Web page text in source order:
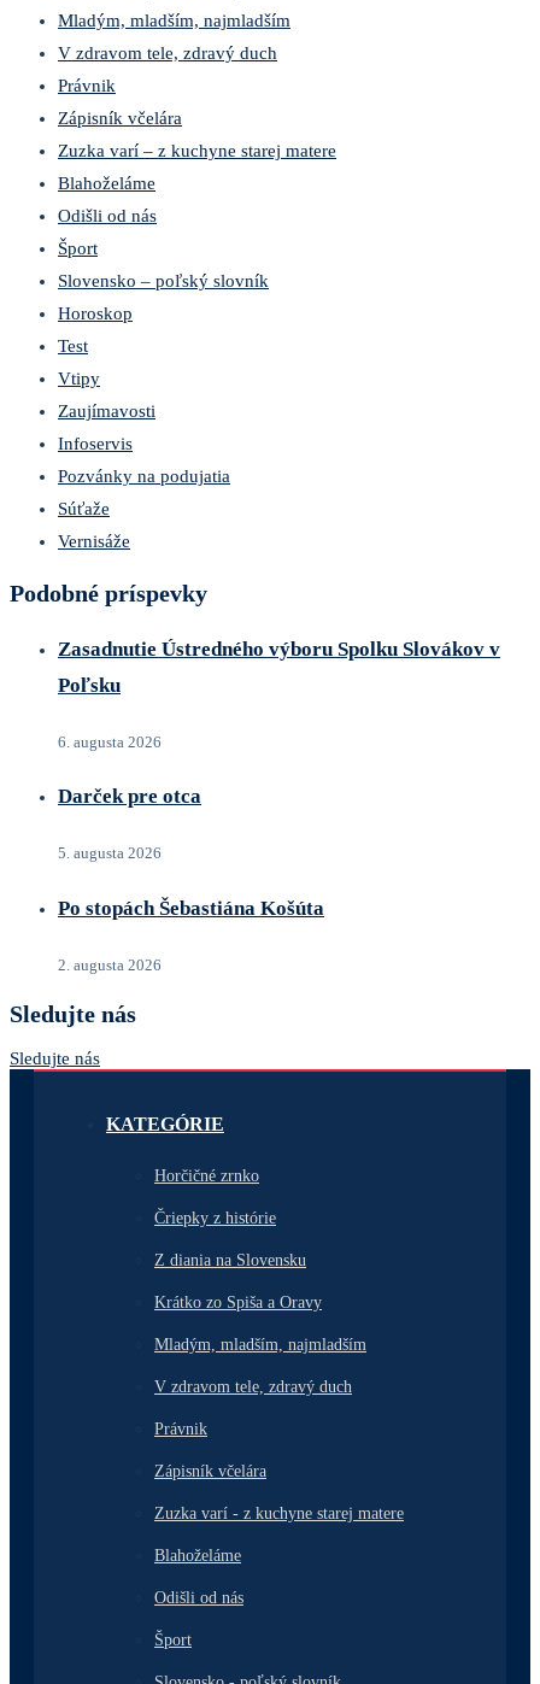
Mladým, mladším, najmladším
V zdravom tele, zdravý duch
Právnik
Zápisník včelára
Zuzka varí – z kuchyne starej matere
Blahoželáme
Odišli od nás
Šport
Slovensko – poľský slovník
Horoskop
Test
Vtipy
Zaujímavosti
Infoservis
Pozvánky na podujatia
Súťaže
Vernisáže
Podobné príspevky
Zasadnutie Ústredného výboru Spolku Slovákov v
Poľsku
6. augusta 2026
Darček pre otca
5. augusta 2026
Po stopách Šebastiána Košúta
2. augusta 2026
Sledujte nás
Sledujte nás
KATEGÓRIE
Horčičné zrnko
Čriepky z histórie
Z diania na Slovensku
Krátko zo Spiša a Oravy
Mladým, mladším, najmladším
V zdravom tele, zdravý duch
Právnik
Zápisník včelára
Zuzka varí - z kuchyne starej matere
Blahoželáme
Odišli od nás
Šport